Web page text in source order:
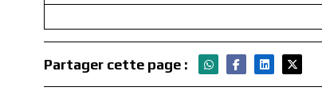
Partager cette page :